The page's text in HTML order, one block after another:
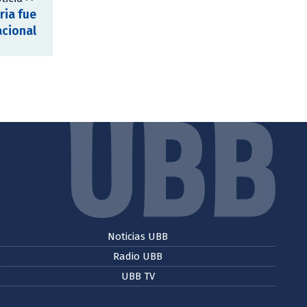
fue
Noticias UBB
Radio UBB
UBB TV